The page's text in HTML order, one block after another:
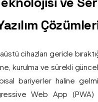
cihazları geride
kurulma ve sürekli
bariyerler haline
Web App (PWA)